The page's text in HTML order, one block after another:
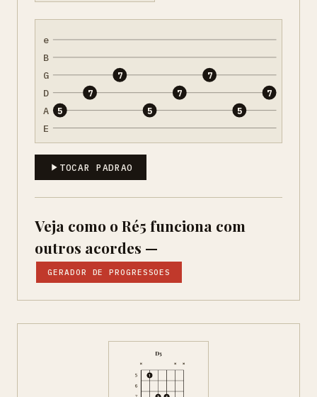
e
B
G
D
A
E
5
7
7
5
7
7
5
7
TOCAR PADRAO
Veja como o Ré5 funciona com
outros acordes —
GERADOR DE PROGRESSOES